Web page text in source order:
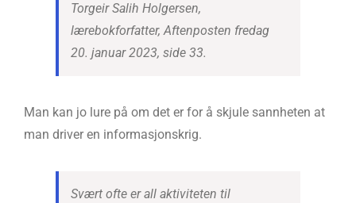
Torgeir Salih Holgersen,
lærebokforfatter, Aftenposten fredag
20. januar 2023, side 33.
Man kan jo lure på om det er for å skjule sannheten at
man driver en informasjonskrig.
Svært ofte er all aktiviteten til